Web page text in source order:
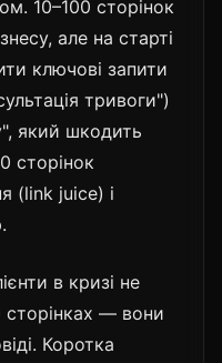
10–100 сторінок
але на старті
ключові запити
тривоги")
який шкодить
сторінок
(link juice) і
в кризі не
сторінках — вони
Коротка